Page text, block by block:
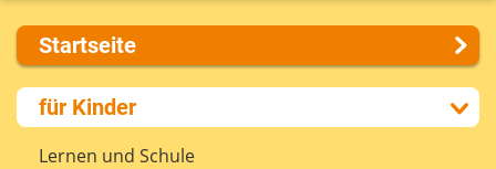
Startseite
Über uns
Presse
Kontakt
für Kinder
Lernen und Schule